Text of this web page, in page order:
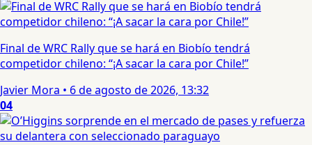
Final de WRC Rally que se hará en Biobío tendrá
competidor chileno: “¡A sacar la cara por Chile!”
Javier Mora • 6 de agosto de 2026, 13:32
04